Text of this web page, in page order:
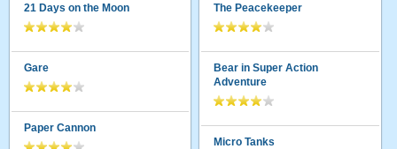
21 Days on the Moon
Gare
Paper Cannon
The Peacekeeper
Bear in Super Action
Adventure
Micro Tanks